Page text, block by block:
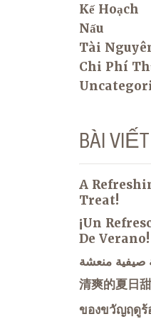
Kế Hoạch
Nấu
Tài
Chi Phí
BÀI
A
Treat!
¡Un
De Verano!
清爽的夏日甜
ของขวัญฤดู